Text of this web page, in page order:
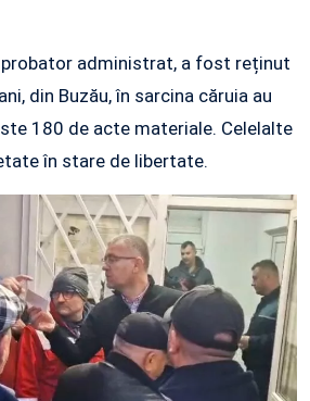
administrat, a fost reținut
din Buzău, în sarcina căruia au
180 de acte materiale. Celelalte
în stare de libertate.